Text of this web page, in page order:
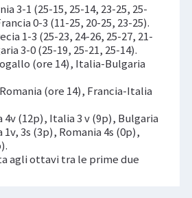
3-1 (25-15, 25-14, 23-25, 25-
0-3 (11-25, 20-25, 23-25).
1-3 (25-23, 24-26, 25-27, 21-
3-0 (25-19, 25-21, 25-14).
(ore 14), Italia-Bulgaria
(ore 14), Francia-Italia
4v (12p), Italia 3 v (9p), Bulgaria
1v, 3s (3p), Romania 4s (0p),
agli ottavi tra le prime due